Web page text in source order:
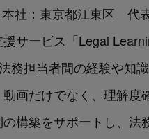
社：東京都江東区 代
サービス「Legal
務担当者間の経験や知
画だけでなく、理解
構築をサポートし、法